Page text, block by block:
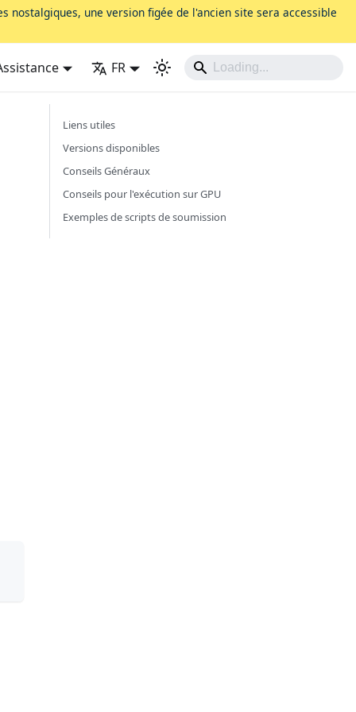
nostalgiques, une version figée de l'ancien site sera accessible
FR
Liens utiles
Versions disponibles
Conseils Généraux
Conseils pour l'exécution sur GPU
Exemples de scripts de soumission